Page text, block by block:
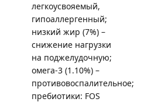
легкоусвояемый,
гипоаллергенный;
низкий жир (7%) –
снижение нагрузки
на поджелудочную;
омега-3 (1.10%) –
противовоспалительное;
пребиотики: FOS